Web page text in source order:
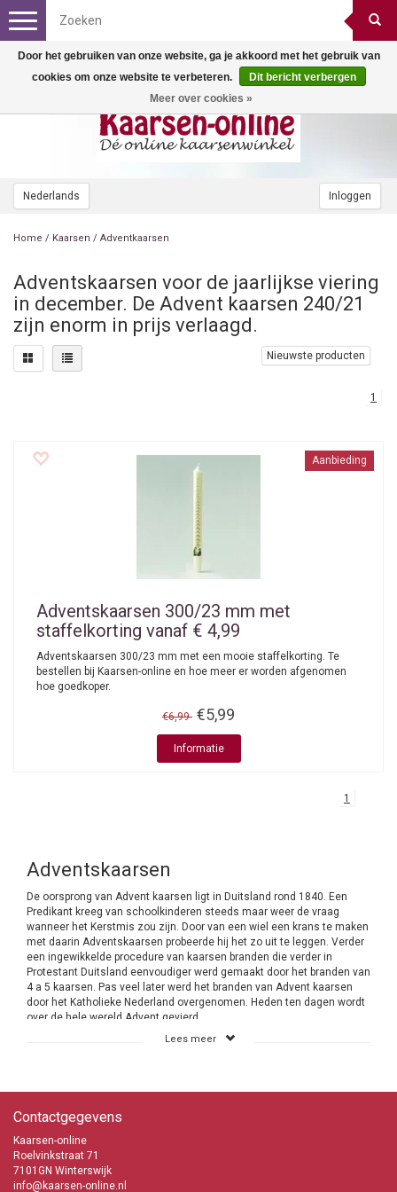
Nederlands Inloggen
Toggle
navigation
Home / Kaarsen / Adventkaarsen
Adventskaarsen voor de jaarlijkse viering
in december. De Advent kaarsen 240/21
zijn enorm in prijs verlaagd.
Nieuwste producten
1
Aanbieding
Adventskaarsen 300/23 mm met
staffelkorting vanaf € 4,99
Adventskaarsen 300/23 mm met een mooie staffelkorting. Te
bestellen bij Kaarsen-online en hoe meer er worden afgenomen
hoe goedkoper.
€6,99 €5,99
Informatie
1
Adventskaarsen
De oorsprong van Advent kaarsen ligt in Duitsland rond 1840. Een
Predikant kreeg van schoolkinderen steeds maar weer de vraag
wanneer het Kerstmis zou zijn. Door van een wiel een krans te maken
met daarin Adventskaarsen probeerde hij het zo uit te leggen. Verder
een ingewikkelde procedure van kaarsen branden die verder in
Protestant Duitsland eenvoudiger werd gemaakt door het branden van
4 a 5 kaarsen. Pas veel later werd het branden van Advent kaarsen
door het Katholieke Nederland overgenomen. Heden ten dagen wordt
over de hele wereld Advent gevierd.
bij de Advent viering niet het geval. Je mag tijdens deze Kersttraditie
een ieder het op zijn eigen manier kan invullen. Met veel kaarsen of
juist weinig. Mensen met een kleine beurs hebben zodoende ook de
mogelijkheid om mee te doen aan Advent. Bij Kaarsen-online heb je
de keus uit 2 verschillende Adventskaarsen. Het betreft de dunne
kaarsen van 240/21 mm en de 300/23 mm. De keus is aan jou.
Lees meer
Contactgegevens
Kaarsen-online
Roelvinkstraat 71
7101GN Winterswijk
info@kaarsen-online.nl
Door het gebruiken van onze website, ga je akkoord met het gebruik van
cookies om onze website te verbeteren.
Dit bericht verbergen
Meer over cookies »